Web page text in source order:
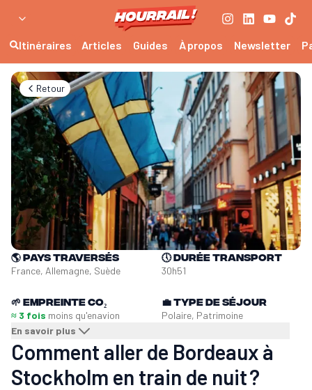
Itinéraires Articles Guides À propos Newsletter
Retour
🌎Pays traversés
France, Allemagne, Suède
🕔Durée transport
30h51
🌱 Empreinte CO₂
≈ 3 fois moins qu'enavion
En savoir plus
💼Type de séjour
Polaire, Patrimoine
Comment aller de Bordeaux à
Stockholm en train de nuit ?